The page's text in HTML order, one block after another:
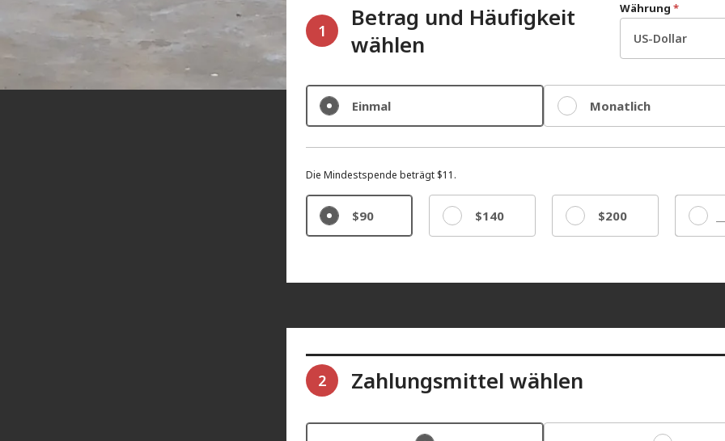
1
Betrag und Häufigkeit
wählen
Währung *
Einmal Monatlich
Die Mindestspende beträgt $11.
$90 $140 $200
2 Zahlungsmittel wählen